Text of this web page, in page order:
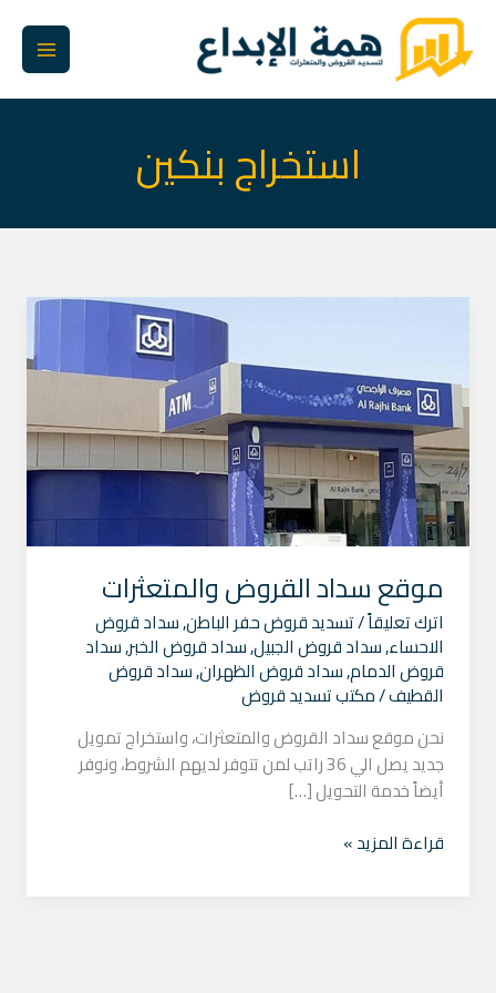
تخطي
المحتوى
استخراج بنكين
موقع سداد القروض والمتعثرات
اترك تعليقاً/تسديد قروض حفر الباطن,سداد قروض
الاحساء,سداد قروض الجبيل,سداد قروض الخبر,سداد
قروض الدمام,سداد قروض الظهران,سداد قروض
القطيف/مكتب تسديد قروض
نحن موقع سداد القروض والمتعثرات، واستخراج تمويل
جديد يصل الي 36 راتب لمن تتوفر لديهم الشروط، ونوفر
أيضاً خدمة التحويل […]
والمتعثرات
قراءة المزيد »